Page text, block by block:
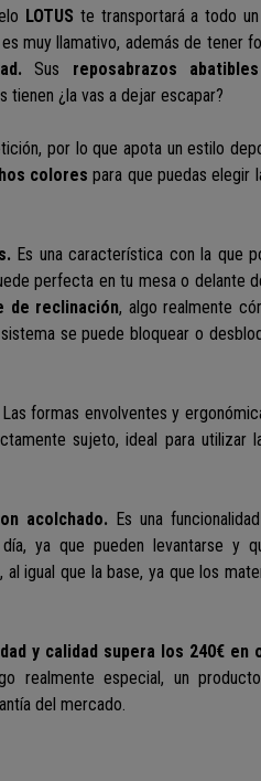
LOTUS te transportará a todo un
muy llamativo, además de tener
Sus reposabrazos abatibles
tienen ¿la vas a dejar escapar?
por lo que apota un estilo
colores para que puedas elegir
Es una característica con la que
perfecta en tu mesa o delante
de reclinación, algo realmente
se puede bloquear o
Las formas envolventes y
sujeto, ideal para utilizar
acolchado. Es una
ya que pueden levantarse y
igual que la base, ya que los
y calidad supera los 240€ en
realmente especial, un
del mercado.